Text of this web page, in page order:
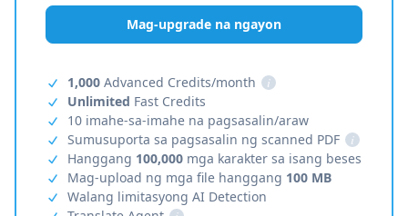
Mag-upgrade na ngayon
1,000 Advanced Credits/month
i
Unlimited Fast Credits
10 imahe-sa-imahe na pagsasalin/araw
Sumusuporta sa pagsasalin ng scanned PDF
i
Hanggang 100,000 mga karakter sa isang beses
Mag-upload ng mga file hanggang 100 MB
Walang limitasyong AI Detection